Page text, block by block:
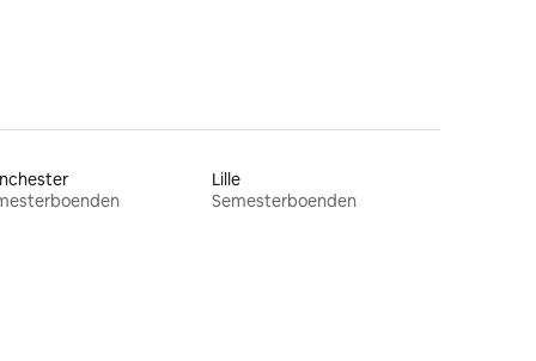
Lille
Semesterboenden